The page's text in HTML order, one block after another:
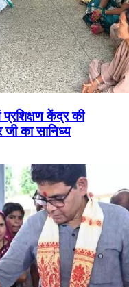
प्रशिक्षण केंद्र की
का सानिध्य